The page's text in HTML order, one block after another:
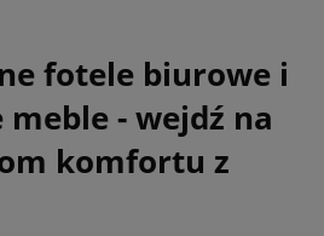
fotele biurowe i
meble - wejdź na
komfortu z